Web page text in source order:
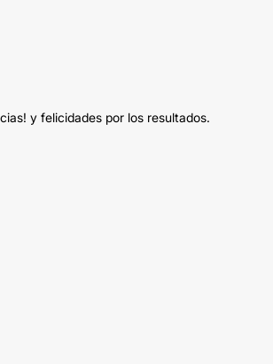
y felicidades por los resultados.